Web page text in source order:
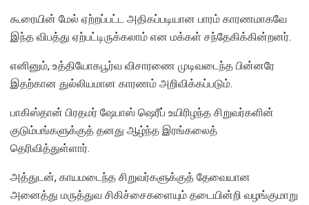
கூரையின் மேல் ஏற்றப்பட்ட அதிகப்படியான பாரம் காரணமாகவே
இந்த விபத்து ஏற்பட்டிருக்கலாம் என மக்கள் சந்தேகிக்கின்றனர்.
எனினும், உத்தியோகபூர்வ விசாரணை முடிவடைந்த பின்னரே
இதற்கான துல்லியமான காரணம் அறிவிக்கப்படும்.
பாகிஸ்தான் பிரதமர் ஷேபாஸ் ஷெரீப் உயிரிழந்த சிறுவர்களின்
குடும்பங்களுக்குத் தனது ஆழ்ந்த இரங்கலைத்
தெரிவித்துள்ளார்.
அத்துடன், காயமடைந்த சிறுவர்களுக்குத் தேவையான
அனைத்து மருத்துவ சிகிச்சைகளையும் தடையின்றி வழங்குமாறு